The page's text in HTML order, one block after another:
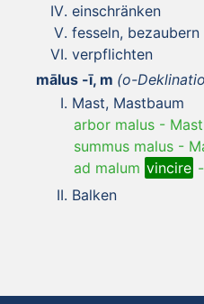
einschränken
fesseln, bezaubern
verpflichten
mālus -ī, m (o-
Mast, Mastbaum
arbor malus -
summus malus -
ad malum vincire -
Balken